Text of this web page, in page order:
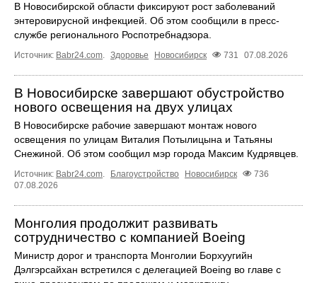
В Новосибирской области фиксируют рост заболеваний
энтеровирусной инфекцией. Об этом сообщили в пресс-
службе регионального Роспотребнадзора.
Источник: Babr24.com. Здоровье Новосибирск 731 07.08.2026
В Новосибирске завершают обустройство
нового освещения на двух улицах
В Новосибирске рабочие завершают монтаж нового
освещения по улицам Виталия Потылицына и Татьяны
Снежиной. Об этом сообщил мэр города Максим Кудрявцев.
Источник: Babr24.com. Благоустройство Новосибирск
736
07.08.2026
Монголия продолжит развивать
сотрудничество с компанией Boeing
Министр дорог и транспорта Монголии Борхуугийн
Дэлгэрсайхан встретился с делегацией Boeing во главе с